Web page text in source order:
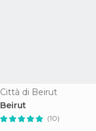
Città di Beirut
Beirut
(10)